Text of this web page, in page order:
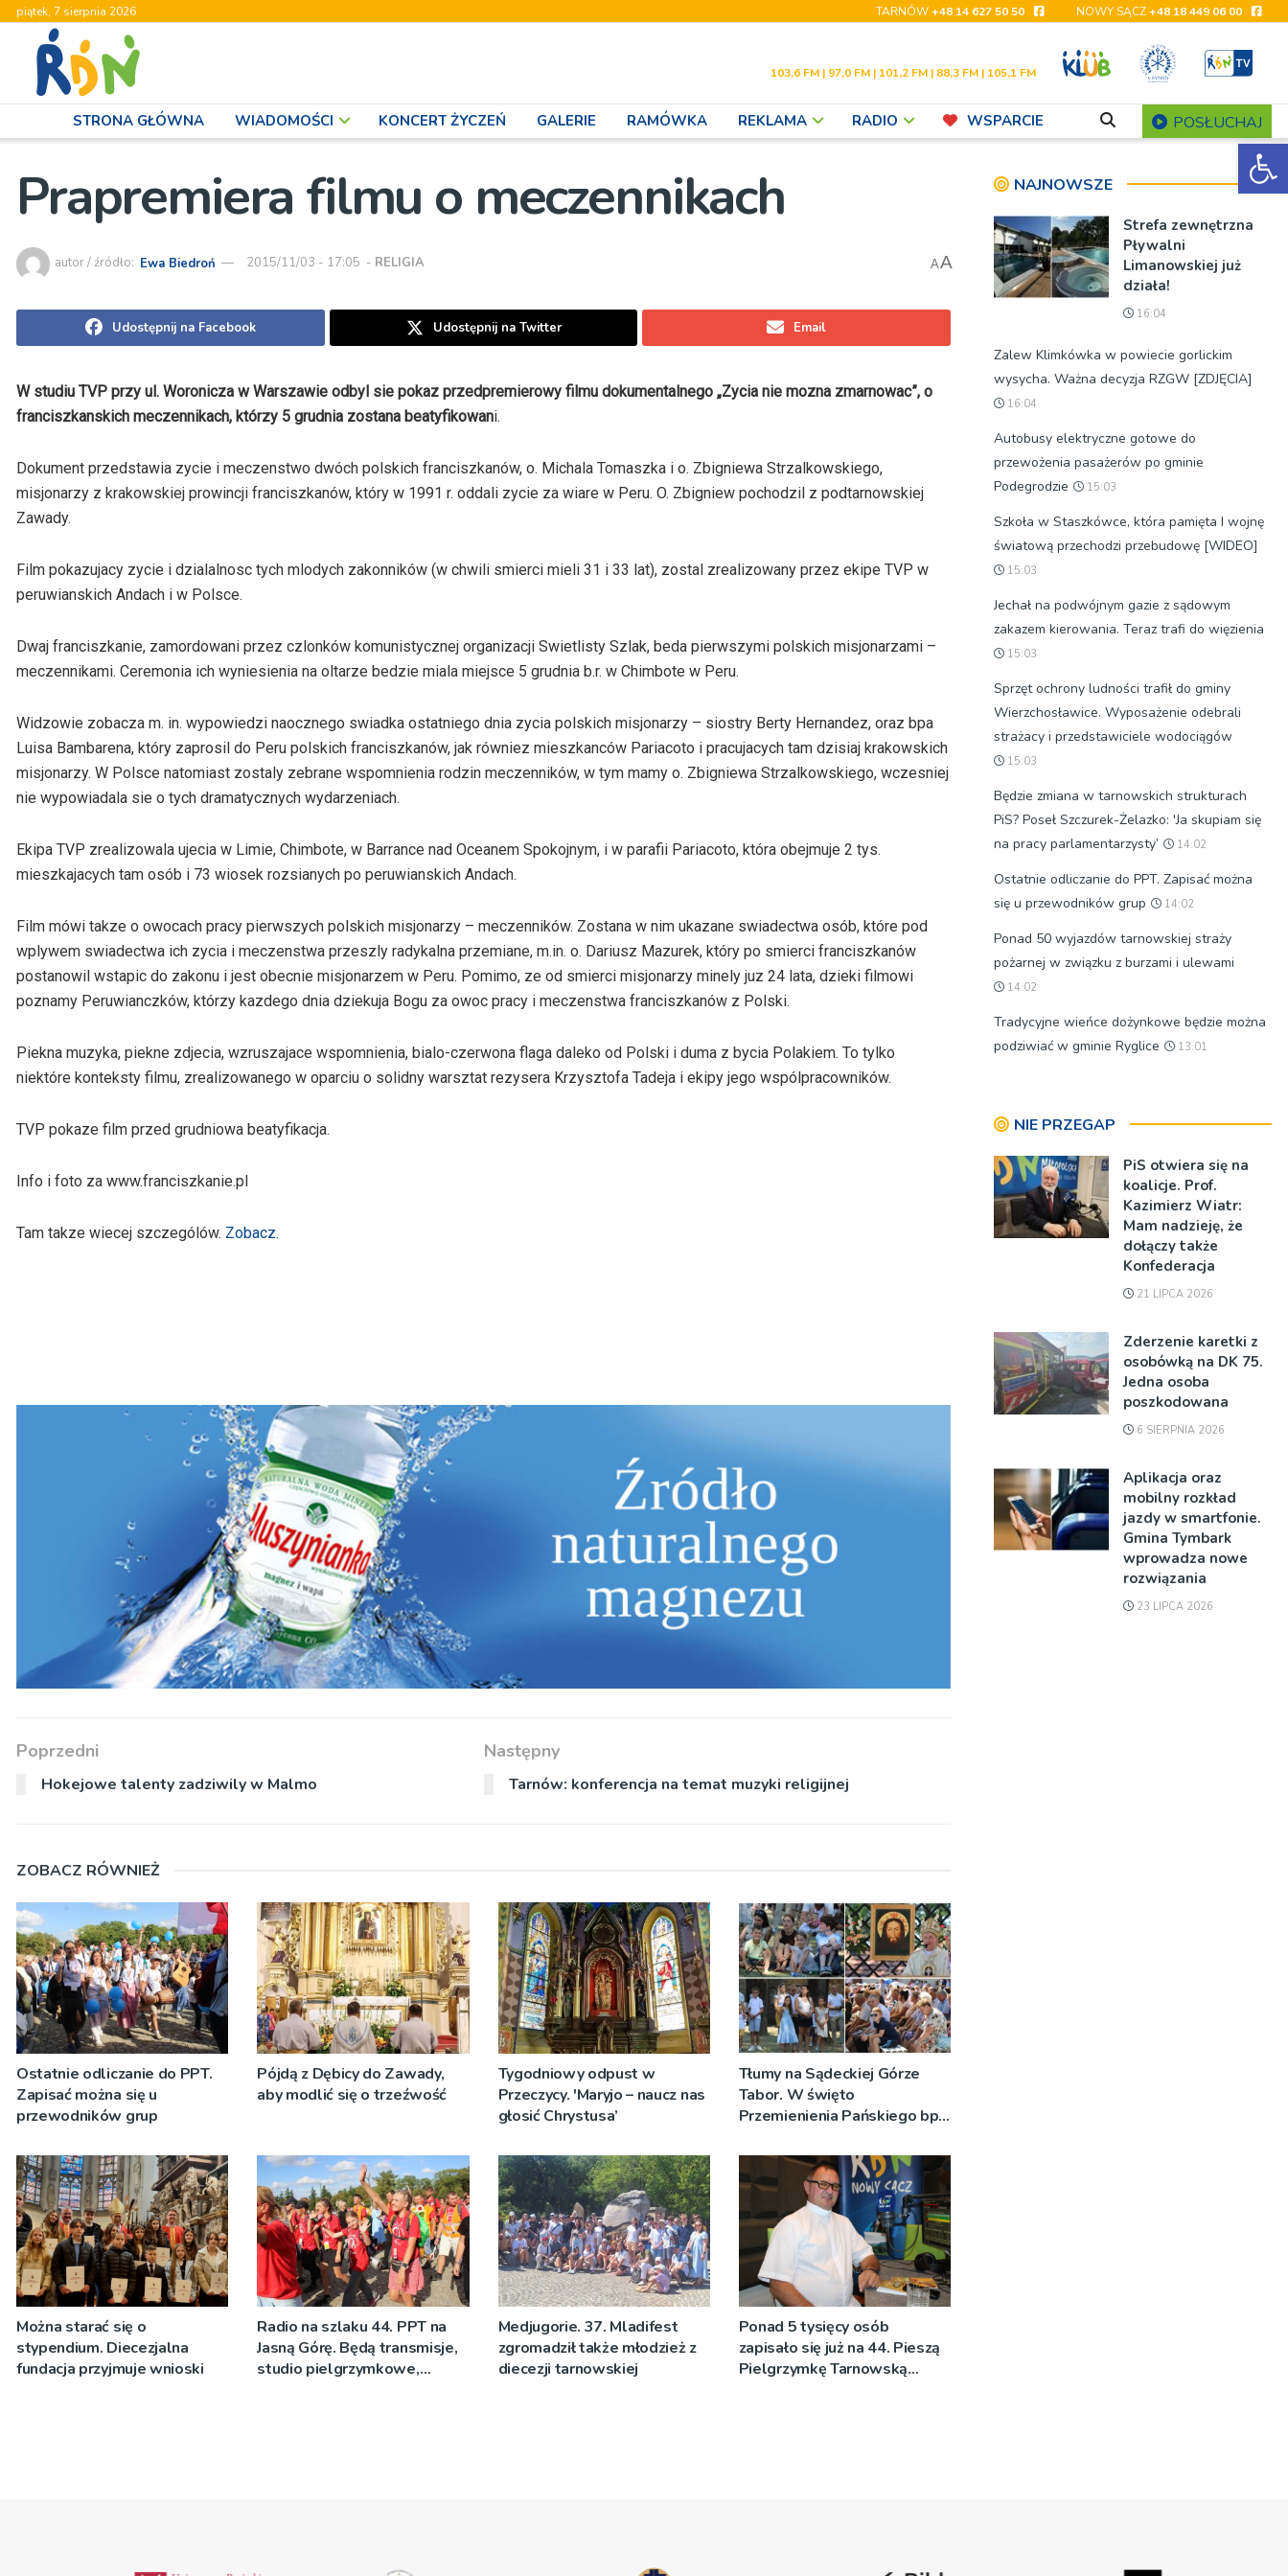
piątek, 7 sierpnia 2026 TARNÓW+48 14 627 50 50 NOWY SĄCZ+48 18 449 06 00
103,6 FM | 97,0 FM | 101,2 FM | 88,3 FM | 105,1 FM
STRONA GŁÓWNA WIADOMOŚCI KONCERT ŻYCZEŃ GALERIE RAMÓWKA REKLAMA RADIO WSPARCIE POSŁUCHAJ
Prapremiera filmu o meczennikach
autor / źródło: Ewa Biedroń 2015/11/03 - 17:05 - RELIGIA AA
Udostępnij na Facebook Udostępnij na Twitter Email
W studiu TVP przy ul. Woronicza w Warszawie odbyl sie pokaz przedpremierowy filmu dokumentalnego „Zycia nie mozna zmarnowac”, o
franciszkanskich meczennikach, którzy 5 grudnia zostana beatyfikowani.
Dokument przedstawia zycie i meczenstwo dwóch polskich franciszkanów, o. Michala Tomaszka i o. Zbigniewa Strzalkowskiego,
misjonarzy z krakowskiej prowincji franciszkanów, który w 1991 r. oddali zycie za wiare w Peru. O. Zbigniew pochodzil z podtarnowskiej
Zawady.
Film pokazujacy zycie i dzialalnosc tych mlodych zakonników (w chwili smierci mieli 31 i 33 lat), zostal zrealizowany przez ekipe TVP w
peruwianskich Andach i w Polsce.
Dwaj franciszkanie, zamordowani przez czlonków komunistycznej organizacji Swietlisty Szlak, beda pierwszymi polskich misjonarzami –
meczennikami. Ceremonia ich wyniesienia na oltarze bedzie miala miejsce 5 grudnia b.r. w Chimbote w Peru.
Widzowie zobacza m. in. wypowiedzi naocznego swiadka ostatniego dnia zycia polskich misjonarzy – siostry Berty Hernandez, oraz bpa
Luisa Bambarena, który zaprosil do Peru polskich franciszkanów, jak równiez mieszkanców Pariacoto i pracujacych tam dzisiaj krakowskich
misjonarzy. W Polsce natomiast zostaly zebrane wspomnienia rodzin meczenników, w tym mamy o. Zbigniewa Strzalkowskiego, wczesniej
nie wypowiadala sie o tych dramatycznych wydarzeniach.
Ekipa TVP zrealizowala ujecia w Limie, Chimbote, w Barrance nad Oceanem Spokojnym, i w parafii Pariacoto, która obejmuje 2 tys.
mieszkajacych tam osób i 73 wiosek rozsianych po peruwianskich Andach.
Film mówi takze o owocach pracy pierwszych polskich misjonarzy – meczenników. Zostana w nim ukazane swiadectwa osób, które pod
wplywem swiadectwa ich zycia i meczenstwa przeszly radykalna przemiane, m.in. o. Dariusz Mazurek, który po smierci franciszkanów
postanowil wstapic do zakonu i jest obecnie misjonarzem w Peru. Pomimo, ze od smierci misjonarzy minely juz 24 lata, dzieki filmowi
poznamy Peruwianczków, którzy kazdego dnia dziekuja Bogu za owoc pracy i meczenstwa franciszkanów z Polski.
Piekna muzyka, piekne zdjecia, wzruszajace wspomnienia, bialo-czerwona flaga daleko od Polski i duma z bycia Polakiem. To tylko
niektóre konteksty filmu, zrealizowanego w oparciu o solidny warsztat rezysera Krzysztofa Tadeja i ekipy jego wspólpracowników.
TVP pokaze film przed grudniowa beatyfikacja.
Info i foto za www.franciszkanie.pl
Tam takze wiecej szczególów. Zobacz.
Poprzedni
Hokejowe talenty zadziwily w Malmo
Następny
Tarnów: konferencja na temat muzyki religijnej
ZOBACZ RÓWNIEŻ
Ostatnie odliczanie do PPT.
Zapisać można się u
przewodników grup
Pójdą z Dębicy do Zawady,
aby modlić się o trzeźwość
Tygodniowy odpust w
Przeczycy. 'Maryjo – naucz nas
głosić Chrystusa’
Tłumy na Sądeckiej Górze
Tabor. W święto
Przemienienia Pańskiego bp
Sakramentów [ZDJĘCIA]
Można starać się o
stypendium. Diecezjalna
fundacja przyjmuje wnioski
Radio na szlaku 44. PPT na
Jasną Górę. Będą transmisje,
studio pielgrzymkowe,
Medjugorie. 37. Mladifest
zgromadził także młodzież z
diecezji tarnowskiej
Ponad 5 tysięcy osób
zapisało się już na 44. Pieszą
Pielgrzymkę Tarnowską
NAJNOWSZE
Strefa zewnętrzna
Pływalni
Limanowskiej już
działa!
16:04
Zalew Klimkówka w powiecie gorlickim
wysycha. Ważna decyzja RZGW [ZDJĘCIA]
16:04
Autobusy elektryczne gotowe do
przewożenia pasażerów po gminie
Podegrodzie
15:03
Szkoła w Staszkówce, która pamięta I wojnę
światową przechodzi przebudowę [WIDEO]
15:03
Jechał na podwójnym gazie z sądowym
zakazem kierowania. Teraz trafi do więzienia
15:03
Sprzęt ochrony ludności trafił do gminy
Wierzchosławice. Wyposażenie odebrali
strażacy i przedstawiciele wodociągów
15:03
Będzie zmiana w tarnowskich strukturach
PiS? Poseł Szczurek-Żelazko: 'Ja skupiam się
na pracy parlamentarzysty’
14:02
Ostatnie odliczanie do PPT. Zapisać można
się u przewodników grup
14:02
Ponad 50 wyjazdów tarnowskiej straży
pożarnej w związku z burzami i ulewami
14:02
Tradycyjne wieńce dożynkowe będzie można
podziwiać w gminie Ryglice
13:01
NIE PRZEGAP
PiS otwiera się na
koalicje. Prof.
Kazimierz Wiatr:
Mam nadzieję, że
dołączy także
Konfederacja
21 LIPCA 2026
Zderzenie karetki z
osobówką na DK 75.
Jedna osoba
poszkodowana
6 SIERPNIA 2026
Aplikacja oraz
mobilny rozkład
jazdy w smartfonie.
Gmina Tymbark
wprowadza nowe
rozwiązania
23 LIPCA 2026